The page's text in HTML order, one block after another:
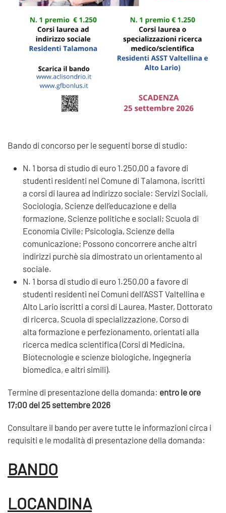
Bando di concorso per le seguenti borse di studio:
N. 1 borsa di studio di euro 1.250,00 a favore di
studenti residenti nel Comune di Talamona, iscritti
a corsi di laurea ad indirizzo sociale: Servizi Sociali,
Sociologia, Scienze dell’educazione e della
formazione, Scienze politiche e sociali; Scuola di
Economia Civile; Psicologia, Scienze della
comunicazione; Possono concorrere anche altri
indirizzi purchè sia dimostrato un orientamento al
sociale.
N. 1 borsa di studio di euro 1.250,00 a favore di
studenti residenti nei Comuni dell’ASST Valtellina e
Alto Lario iscritti a corsi di Laurea, Master, Dottorato
di ricerca, Scuola di specializzazione, Corso di
alta formazione e perfezionamento, orientati alla
ricerca medica scientifica (Corsi di Medicina,
Biotecnologie e scienze biologiche, Ingegneria
biomedica, e altri simili).
Termine di presentazione della domanda: entro le ore
17;00 del 25 settembre 2026
Consultare il bando per avere tutte le informazioni circa i
requisiti e le modalità di presentazione della domanda:
BANDO
LOCANDINA